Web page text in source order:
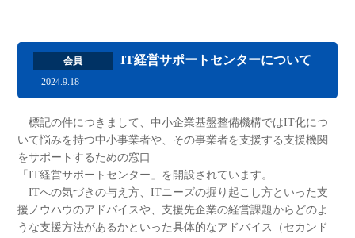
会員 IT経営サポートセンターについて
2024.9.18
標記の件につきまして、中小企業基盤整備機構ではIT化につ
いて悩みを持つ中小事業者や、その事業者を支援する支援機関
をサポートするための窓口
「IT経営サポートセンター」を開設されています。
ITへの気づきの与え方、ITニーズの掘り起こし方といった支
援ノウハウのアドバイスや、支援先企業の経営課題からどのよ
うな支援方法があるかといった具体的なアドバイス（セカンド